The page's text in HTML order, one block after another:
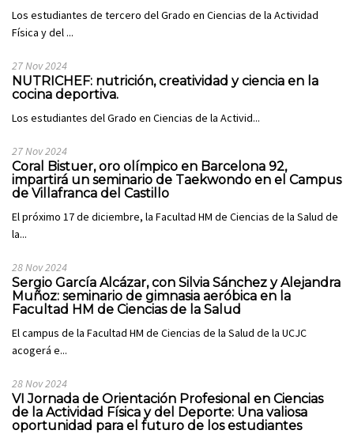
Los estudiantes de tercero del Grado en Ciencias de la Actividad
Física y del ...
27 Nov 2024
NUTRICHEF: nutrición, creatividad y ciencia en la
cocina deportiva.
Los estudiantes del Grado en Ciencias de la Activid...
27 Nov 2024
Coral Bistuer, oro olímpico en Barcelona 92,
impartirá un seminario de Taekwondo en el Campus
de Villafranca del Castillo
El próximo 17 de diciembre, la Facultad HM de Ciencias de la Salud de
la...
28 Nov 2024
Sergio García Alcázar, con Silvia Sánchez y Alejandra
Muñoz: seminario de gimnasia aeróbica en la
Facultad HM de Ciencias de la Salud
El campus de la Facultad HM de Ciencias de la Salud de la UCJC
acogerá e...
28 Nov 2024
VI Jornada de Orientación Profesional en Ciencias
de la Actividad Física y del Deporte: Una valiosa
oportunidad para el futuro de los estudiantes